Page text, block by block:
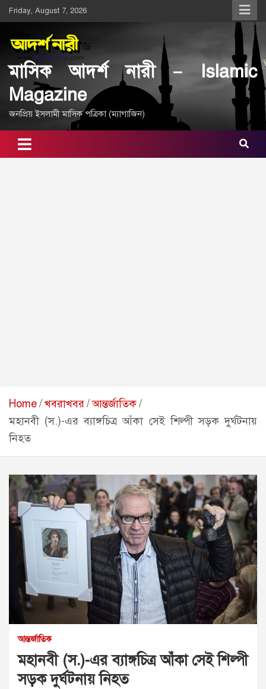
Skip
to
content
Friday, August 7, 2026
মাসিক আদর্শ নারী – Islamic
Magazine
জনপ্রিয় ইসলামী মাসিক পত্রিকা (ম্যাগাজিন)
Home খবরাখবর আন্তর্জাতিক
মহানবী (স.)-এর ব্যাঙ্গচিত্র আঁকা সেই শিল্পী সড়ক দুর্ঘটনায়
নিহত
আন্তর্জাতিক
মহানবী (স.)-এর ব্যাঙ্গচিত্র আঁকা সেই শিল্পী
সড়ক দুর্ঘটনায় নিহত